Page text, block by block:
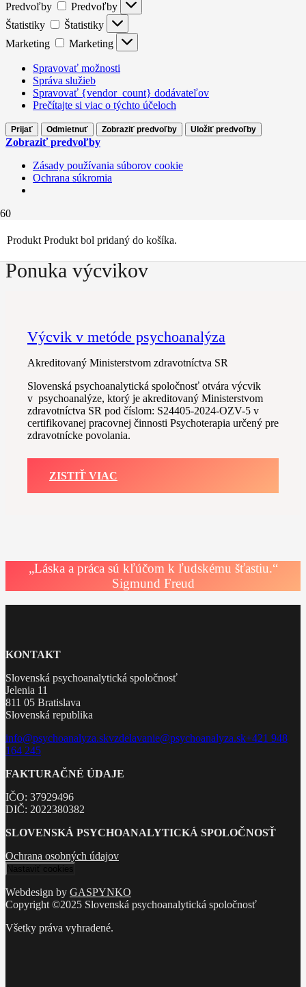
Predvoľby
Predvoľby
Štatistiky
Štatistiky
Marketing
Marketing
Spravovať možnosti
Správa služieb
Spravovať {vendor_count} dodávateľov
Prečítajte si viac o týchto účeloch
Prijať Odmietnuť Zobraziť predvoľby Uložiť predvoľby
Zobraziť predvoľby
Zásady používania súborov cookie
Ochrana súkromia
Produkt Produkt bol pridaný do košíka.
Ponuka výcvikov
Výcvik v metóde psychoanalýza
Akreditovaný Ministerstvom zdravotníctva SR
Slovenská psychoanalytická spoločnosť otvára výcvik
v psychoanalýze, ktorý je akreditovaný Ministerstvom
zdravotníctva SR pod číslom: S24405-2024-OZV-5 v
certifikovanej pracovnej činnosti Psychoterapia určený pre
zdravotnícke povolania.
ZISTIŤ VIAC
„Láska a práca sú kľúčom k ľudskému šťastiu.“
Sigmund Freud
KONTAKT
Slovenská psychoanalytická spoločnosť
Jelenia 11
811 05 Bratislava
Slovenská republika
info@psychoanalyza.skvzdelavanie@psychoanalyza.sk+421 948
164 245
FAKTURAČNÉ ÚDAJE
IČO: 37929496
DIČ: 2022380382
SLOVENSKÁ PSYCHOANALYTICKÁ SPOLOČNOSŤ
Ochrana osobných údajov
Nastaviť cookies
Webdesign by GASPYNKO
Copyright ©2025 Slovenská psychoanalytická spoločnosť
Všetky práva vyhradené.